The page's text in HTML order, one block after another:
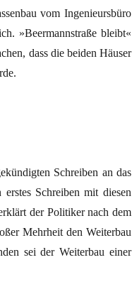
vom Ingenieursbüro
»Beermannstraße bleibt«
dass die beiden Häuser
Schreiben an das
Schreiben mit diesen
der Politiker nach dem
Mehrheit den Weiterbau
sei der Weiterbau einer